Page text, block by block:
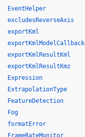
EventHelper
excludesReverseAxis
exportKml
exportKmlModelCallback
exportKmlResultKml
exportKmlResultKmz
Expression
ExtrapolationType
FeatureDetection
Fog
formatError
FrameRateMonitor